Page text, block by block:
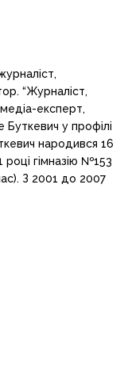
“Журналіст,
експерт,
Буткевич у профілі
народився 16
році гімназію №153
З 2001 до 2007